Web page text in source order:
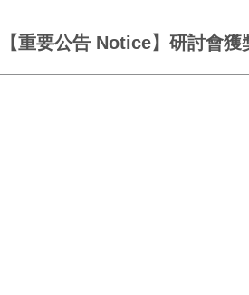
【重要公告 Notice】研討會獲